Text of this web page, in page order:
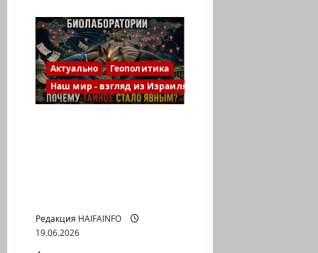
заседает,
войны
продолжаются:
почему
перестал
работать
мировой
порядок?
Актуально
Геополитика
Наш мир - взгляд из Израиля
Редакция HAIFAINFO
19.06.2026